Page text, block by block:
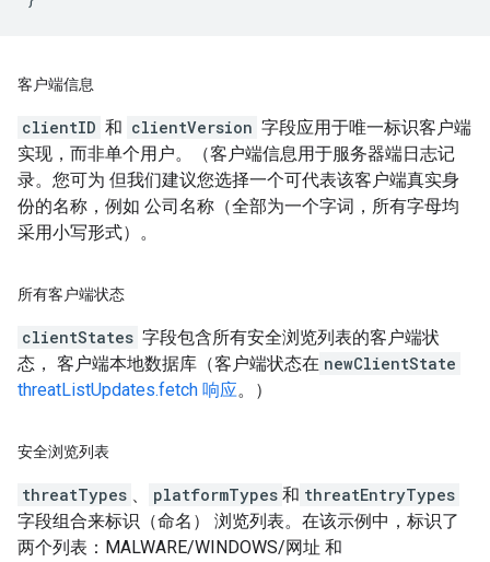
客户端信息
clientID 和 clientVersion 字段应用于唯一标识客户端
实现，而非单个用户。（客户端信息用于服务器端日志记
录。您可为 但我们建议您选择一个可代表该客户端真实身
份的名称，例如 公司名称（全部为一个字词，所有字母均
采用小写形式）。
所有客户端状态
clientStates 字段包含所有安全浏览列表的客户端状
态， 客户端本地数据库（客户端状态在 newClientState
threatListUpdates.fetch 响应。）
安全浏览列表
threatTypes 、 platformTypes 和 threatEntryTypes
字段组合来标识（命名） 浏览列表。在该示例中，标识了
两个列表：MALWARE/WINDOWS/网址 和